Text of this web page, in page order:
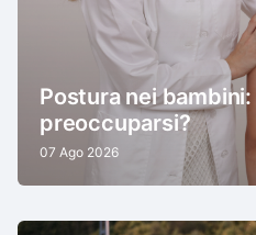
Postura nei
preoccuparsi?
07 Ago 2026